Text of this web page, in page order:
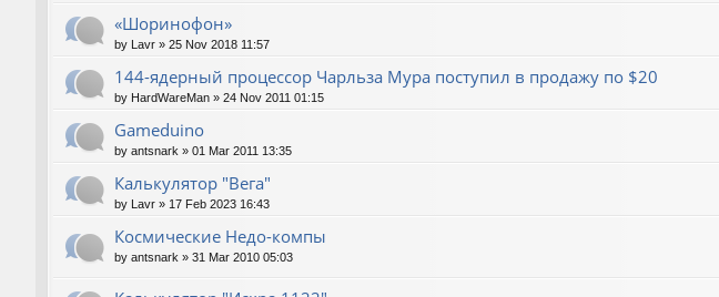
«Шоринофон»
by Lavr » 25 Nov 2018 11:57
144-ядерный процессор Чарльза Мура поступил в продажу по $20
by HardWareMan » 24 Nov 2011 01:15
Gameduino
by antsnark » 01 Mar 2011 13:35
Калькулятор "Вега"
by Lavr » 17 Feb 2023 16:43
Космические Недо-компы
by antsnark » 31 Mar 2010 05:03